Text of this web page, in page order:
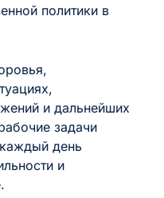
политики в
и дальнейших
задачи
день
и